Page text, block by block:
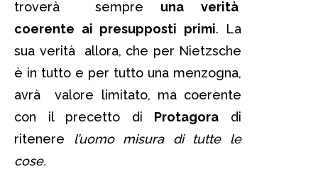
troverà sempre una verità
coerente ai presupposti primi. La
sua verità allora, che per Nietzsche
è in tutto e per tutto una menzogna,
avrà valore limitato, ma coerente
con il precetto di Protagora di
ritenere l’uomo misura di tutte le
cose.